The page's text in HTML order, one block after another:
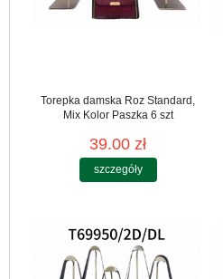
Torepka damska Roz Standard,
Mix Kolor Paszka 6 szt
39.00 zł
szczegóły